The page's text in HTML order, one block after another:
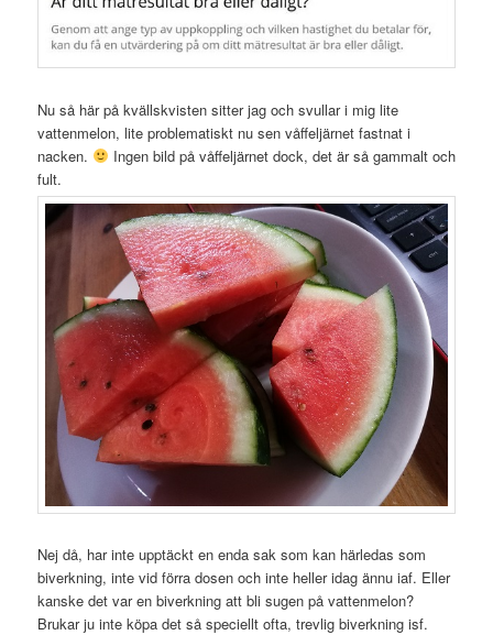
Nu så här på kvällskvisten sitter jag och svullar i mig lite
vattenmelon, lite problematiskt nu sen våffeljärnet fastnat i
nacken.
Ingen bild på våffeljärnet dock, det är så gammalt och
fult.
Nej då, har inte upptäckt en enda sak som kan härledas som
biverkning, inte vid förra dosen och inte heller idag ännu iaf. Eller
kanske det var en biverkning att bli sugen på vattenmelon?
Brukar ju inte köpa det så speciellt ofta, trevlig biverkning isf.